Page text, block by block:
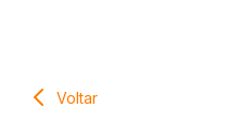
Voltar